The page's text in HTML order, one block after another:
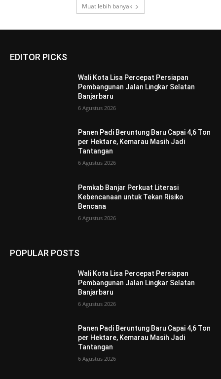
Muat lebih banyak
EDITOR PICKS
Wali Kota Lisa Percepat Persiapan
Pembangunan Jalan Lingkar Selatan
Banjarbaru
6 Agustus 2026
Panen Padi Beruntung Baru Capai 4,6 Ton
per Hektare, Kemarau Masih Jadi
Tantangan
6 Agustus 2026
Pemkab Banjar Perkuat Literasi
Kebencanaan untuk Tekan Risiko
Bencana
6 Agustus 2026
POPULAR POSTS
Wali Kota Lisa Percepat Persiapan
Pembangunan Jalan Lingkar Selatan
Banjarbaru
6 Agustus 2026
Panen Padi Beruntung Baru Capai 4,6 Ton
per Hektare, Kemarau Masih Jadi
Tantangan
6 Agustus 2026